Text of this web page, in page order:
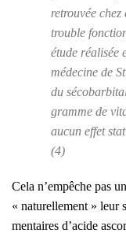
retrou­vée
trouble
étude réa­li­sée
méde­cine de
du
gramme de
aucun effet
(4)
Cela n’empêche pas
« natu­rel­le­ment » leur
men­taires d’acide